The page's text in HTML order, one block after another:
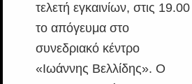
τελετή εγκαινίων, στις 19.00
το απόγευμα στο
συνεδριακό κέντρο
«Ιωάννης Βελλίδης». Ο